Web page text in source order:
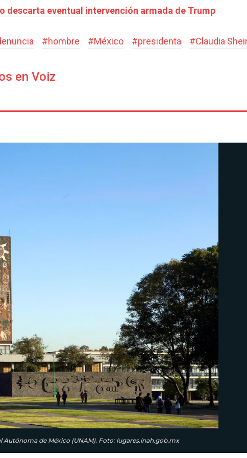
descarta eventual intervención armada de Trump
#hombre #México #presidenta #Claudia
en Voiz
Autónoma de México (UNAM). Foto: lugares.inah.gob.mx